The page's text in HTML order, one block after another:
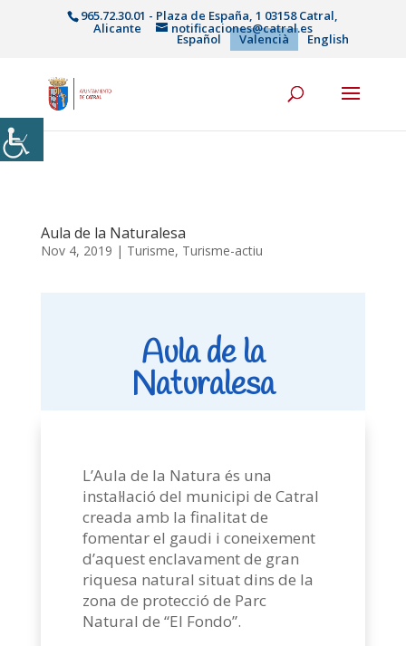
965.72.30.01 - Plaza de España, 1 03158 Catral,
Alicante notificaciones@catral.es
Español Valencià English
Aula de la Naturalesa
Nov 4, 2019 | Turisme, Turisme-actiu
Aula de la
Naturalesa
L’Aula de la Natura és una
instal·lació del municipi de Catral
creada amb la finalitat de
fomentar el gaudi i coneixement
d’aquest enclavament de gran
riquesa natural situat dins de la
zona de protecció de Parc
Natural de “El Fondo”.